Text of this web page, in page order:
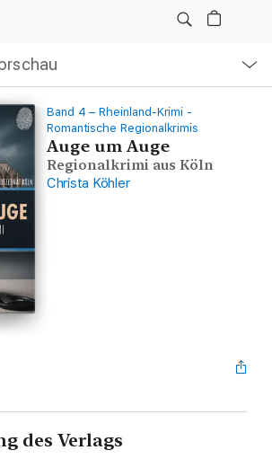
Band 4 – Rheinland-Krimi -
Romantische Regionalkrimis
Auge um Auge
Regionalkrimi aus Köln
Christa Köhler
des Verlags